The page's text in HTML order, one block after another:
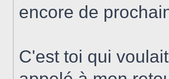
encore de
C'est toi qui